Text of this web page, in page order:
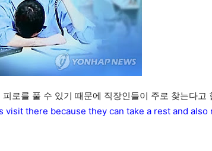
로를 풀 수 있기 때문에 직장인들이 주로 찾는다고
visit there because they can take a rest and